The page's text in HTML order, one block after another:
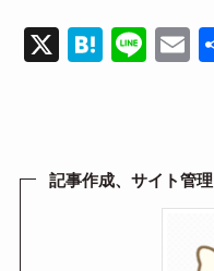
X
H
a
Li
E
記事作成、サイト管理